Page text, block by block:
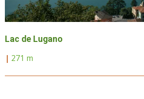
Lac de Lugano
| 271 m